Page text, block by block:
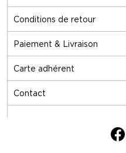
Conditions de retour
Paiement & Livraison
Carte adhérent
Contact